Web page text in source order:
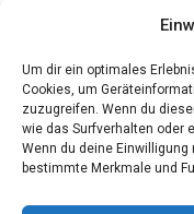
Um dir ein optimales
Cookies, um
zuzugreifen. Wenn du
wie das Surfverhalten oder
Wenn du deine
bestimmte Merkmale und
die
sprengt
im Emsland